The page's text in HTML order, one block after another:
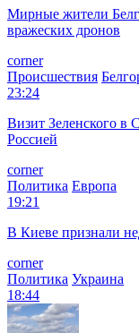
Мирные жители
вражеских дронов
corner
Происшествия
23:24
Визит Зеленского в
Россией
corner
Политика Европа
19:21
В Киеве признали
corner
Политика Украина
18:44